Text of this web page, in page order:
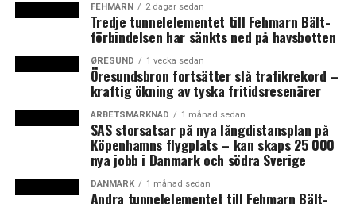
även Sveriges folkhälso- och sjukvårdsminister Gabriel
Wikström uttalat sig iDagens Industriom att han
tycker att ”det är olyckligt att Region Skåne tar
ställning för Köpenhamn framför Stockholm”.
Anders Lönnberg pekar på att det initialt var Uppsala,
Stockholm, Göteborg och Skåne som var aktuella
som svenska kandidater vid den stundande
omlokaliseringen av den europeiska
läkemedelsmyndigheten EMA som idag har närmare 900
anställda i London och med cirka 40 000 årliga deltagare
FEHMARN 2 dagar sedan
Tredje tunnelelementet till Fehmarn Bält-
förbindelsen har sänkts ned på havsbotten
ØRESUND 1 vecka sedan
Öresundsbron fortsätter slå trafikrekord –
kraftig ökning av tyska fritidsresenärer
ARBETSMARKNAD 1 månad sedan
SAS storsatsar på nya långdistansplan på
Köpenhamns flygplats – kan skaps 25 000
nya jobb i Danmark och södra Sverige
DANMARK 1 månad sedan
Andra tunnelelementet till Fehmarn Bält-